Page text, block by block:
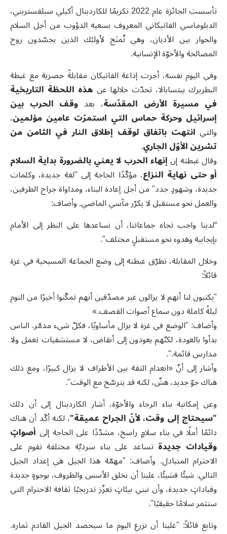
تأسست الجائزة عام 2022 تكريمًا للكاردينال أكيلي سيلفستريني،
الدبلوماسي الفاتيكاني المعروف بسعيه الدؤوب من أجل السلام
والحوار بين الأديان، وهي تُمنَح لأولئك الذين يجسّدون روح
المصالحة والأخوّة الإنسانية.
وفي اليوم نفسه، أجرت إذاعة الفاتيكان مقابلةً حصرية مع غبطة
البطريرك بيتسابالا، تحدّث خلالها عن هذه اللحظة التاريخية
في مسيرة الأرض المقدّسة، بعد وقف الحرب بين
إسرائيل وحركة حماس التي استمرّت عامين مؤلمين،
والتي انتهت باتفاق لوقف إطلاق النار في الثامن من
تشرين الأوّل الجاري.
وقال غبطته إنإنهاء الحرب لا يعني بالضرورة بداية السلام
أو حتى نهاية النزاع، مؤكّدًا الحاجة إلى "لغة جديدة، وكلمات
جديدة، وشهودٍ جدد" من أجل إعادة البناء، ومداواة جراح الطرفين،
والعمل نحو مستقبل لا يكرّر مآسي الماضي. وأضاف:
“لدينا واجب تجاه جماعاتنا، أن نساعدها على النظر إلى الأمام
بإيجابية وهدوء نحو مستقبلٍ مختلف".
وخلال المقابلة، تطرّق غبطته إلى وضع الجماعة المسيحية في غزة
قائلاً:
"يكتبون لنا أنهم لا يزالون غير مصدّقين أنهم تمكّنوا أخيرًا من النوم
ليلةً كاملة دون سماع أصوات القصف.»
وأضاف: "الوضع في غزة لا يزال مأساويًا، فكلّ شيء مدمّر. الناس
بدأوا بالعودة، لكنّهم يعودون إلى أنقاض، لا مستشفيات تعمل ولا
مدارس قائمة.".
وأشار إلى أنّ «انعدام الثقة بين الأطراف لا يزال كبيرًا، ومع ذلك
هناك جوّ جديد، هشّ، لكنه قد يترسّخ مع الوقت".
وعن إمكانية بناء الرجاء والأخوّة، أشار الكاردينال إلى أن ذلك
"سيحتاج إلى وقت، لأنّ الجراح عميقة"، لكنه أكّد أن هناك
دائمًا أملًا في بناء سلامٍ راسخ، مشدّدًا على الحاجة إلى أصواتٍ
وقيادات جديدة تساعد على بناء سرديّة مختلفة تقوم على
الاحترام المتبادل. وأضاف: "مهمّة هذا الجيل هي إعداد الجيل
التالي. شيئًا فشيئًا، علينا أن نخلق الأسس والظروف، بوجوهٍ جديدة
وقياداتٍ جديدة، وأن نبني بيئاتٍ تعزّز تدريجيًا ثقافة الاحترام التي
ستثمر سلامًا حقيقيًا".
وتابع قائلاً: "علينا أن نزرع اليوم ما سيحصد الجيل القادم ثماره.